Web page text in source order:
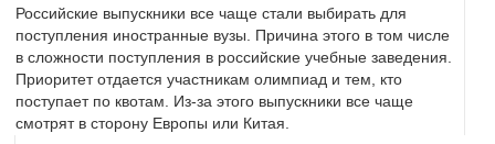
Российские выпускники все чаще стали выбирать для
поступления иностранные вузы. Причина этого в том числе
в сложности поступления в российские учебные заведения.
Приоритет отдается участникам олимпиад и тем, кто
поступает по квотам. Из-за этого выпускники все чаще
смотрят в сторону Европы или Китая.